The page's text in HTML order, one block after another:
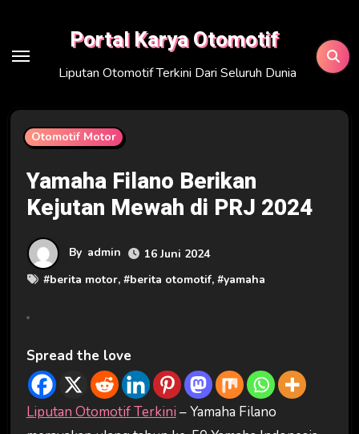
content
Portal Karya Otomotif
Liputan Otomotif Terkini Dari Seluruh Dunia
Otomotif Motor
Yamaha Filano Berikan
Kejutan Mewah di PRJ 2024
By admin
16 Juni 2024
#berita motor, #berita otomotif, #yamaha
Spread the love
Liputan Otomotif Terkini– Yamaha Filano